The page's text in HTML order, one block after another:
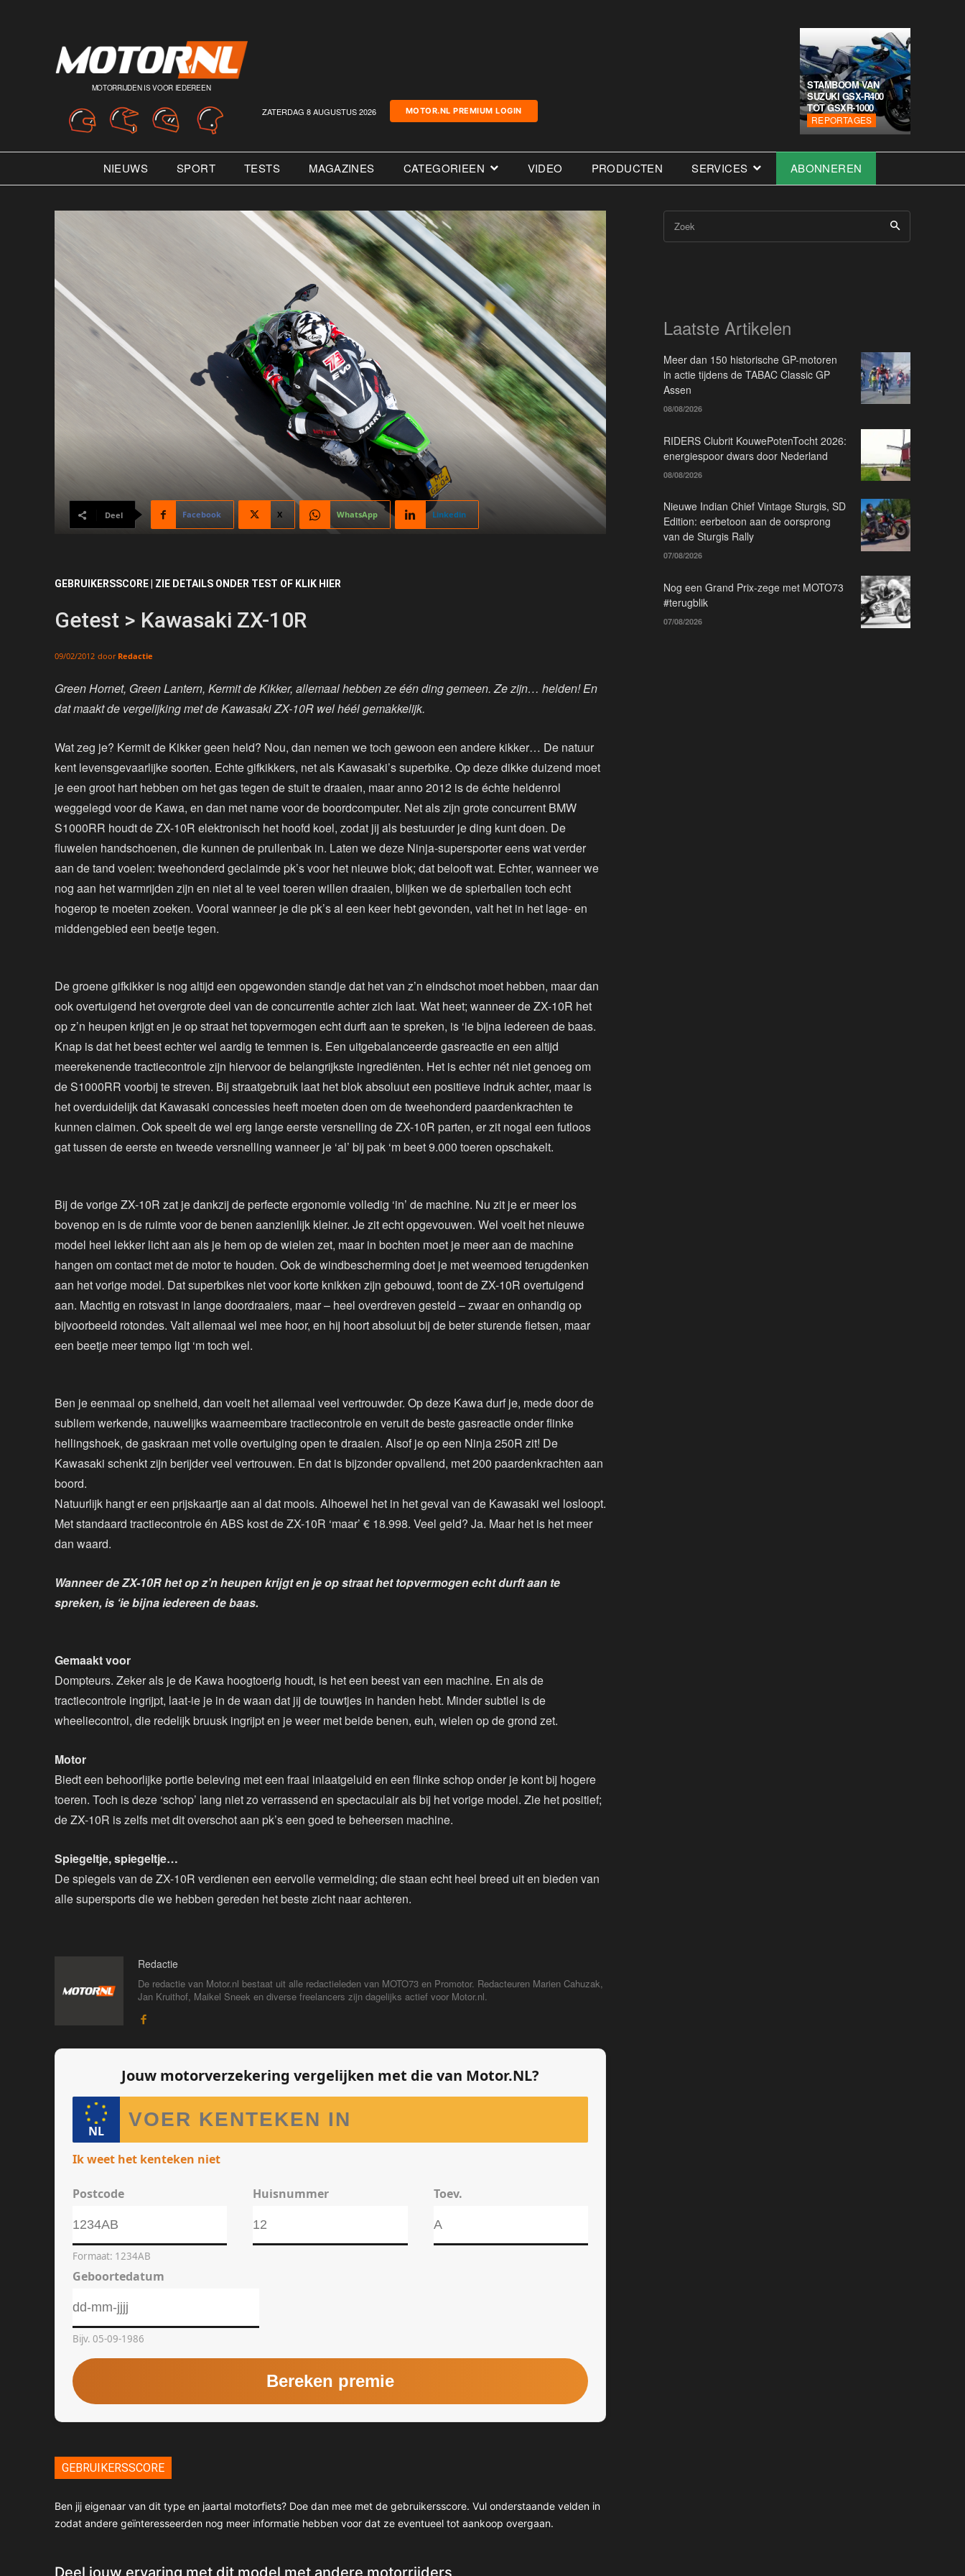
MOTORRIJDEN IS VOOR IEDEREEN
ZATERDAG 8 AUGUSTUS 2026 MOTOR.NL PREMIUM LOGIN
STAMBOOM VAN
SUZUKI GSX-R400
TOT GSXR-1000
REPORTAGES
NIEUWS SPORT TESTS MAGAZINES CATEGORIEEN VIDEO PRODUCTEN SERVICES ABONNEREN
Deel Facebook X WhatsApp Linkedin
GEBRUIKERSSCORE | ZIE DETAILS ONDER TEST OF KLIK HIER
Getest > Kawasaki ZX-10R
09/02/2012 door Redactie
Green Hornet, Green Lantern, Kermit de Kikker, allemaal hebben ze één ding gemeen. Ze zijn… helden! En
dat maakt de vergelijking met de Kawasaki ZX-10R wel héél gemakkelijk.
Wat zeg je? Kermit de Kikker geen held? Nou, dan nemen we toch gewoon een andere kikker… De natuur
kent levensgevaarlijke soorten. Echte gifkikkers, net als Kawasaki’s superbike. Op deze dikke duizend moet
je een groot hart hebben om het gas tegen de stuit te draaien, maar anno 2012 is de échte heldenrol
weggelegd voor de Kawa, en dan met name voor de boordcomputer. Net als zijn grote concurrent BMW
S1000RR houdt de ZX-10R elektronisch het hoofd koel, zodat jij als bestuurder je ding kunt doen. De
fluwelen handschoenen, die kunnen de prullenbak in. Laten we deze Ninja-supersporter eens wat verder
aan de tand voelen: tweehonderd geclaimde pk’s voor het nieuwe blok; dat belooft wat. Echter, wanneer we
nog aan het warmrijden zijn en niet al te veel toeren willen draaien, blijken we de spierballen toch echt
hogerop te moeten zoeken. Vooral wanneer je die pk’s al een keer hebt gevonden, valt het in het lage- en
middengebied een beetje tegen.
De groene gifkikker is nog altijd een opgewonden standje dat het van z’n eindschot moet hebben, maar dan
ook overtuigend het overgrote deel van de concurrentie achter zich laat. Wat heet; wanneer de ZX-10R het
op z’n heupen krijgt en je op straat het topvermogen echt durft aan te spreken, is ‘ie bijna iedereen de baas.
Knap is dat het beest echter wel aardig te temmen is. Een uitgebalanceerde gasreactie en een altijd
meerekenende tractiecontrole zijn hiervoor de belangrijkste ingrediënten. Het is echter nét niet genoeg om
de S1000RR voorbij te streven. Bij straatgebruik laat het blok absoluut een positieve indruk achter, maar is
het overduidelijk dat Kawasaki concessies heeft moeten doen om de tweehonderd paardenkrachten te
kunnen claimen. Ook speelt de wel erg lange eerste versnelling de ZX-10R parten, er zit nogal een futloos
gat tussen de eerste en tweede versnelling wanneer je ‘al’ bij pak ‘m beet 9.000 toeren opschakelt.
Bij de vorige ZX-10R zat je dankzij de perfecte ergonomie volledig ‘in’ de machine. Nu zit je er meer los
bovenop en is de ruimte voor de benen aanzienlijk kleiner. Je zit echt opgevouwen. Wel voelt het nieuwe
model heel lekker licht aan als je hem op de wielen zet, maar in bochten moet je meer aan de machine
hangen om contact met de motor te houden. Ook de windbescherming doet je met weemoed terugdenken
aan het vorige model. Dat superbikes niet voor korte knikken zijn gebouwd, toont de ZX-10R overtuigend
aan. Machtig en rotsvast in lange doordraaiers, maar – heel overdreven gesteld – zwaar en onhandig op
bijvoorbeeld rotondes. Valt allemaal wel mee hoor, en hij hoort absoluut bij de beter sturende fietsen, maar
een beetje meer tempo ligt ‘m toch wel.
Ben je eenmaal op snelheid, dan voelt het allemaal veel vertrouwder. Op deze Kawa durf je, mede door de
subliem werkende, nauwelijks waarneembare tractiecontrole en veruit de beste gasreactie onder flinke
hellingshoek, de gaskraan met volle overtuiging open te draaien. Alsof je op een Ninja 250R zit! De
Kawasaki schenkt zijn berijder veel vertrouwen. En dat is bijzonder opvallend, met 200 paardenkrachten aan
boord.
Natuurlijk hangt er een prijskaartje aan al dat moois. Alhoewel het in het geval van de Kawasaki wel losloopt.
Met standaard tractiecontrole én ABS kost de ZX-10R ‘maar’ € 18.998. Veel geld? Ja. Maar het is het meer
dan waard.
Wanneer de ZX-10R het op z’n heupen krijgt en je op straat het topvermogen echt durft aan te
spreken, is ‘ie bijna iedereen de baas.
Gemaakt voor
Dompteurs. Zeker als je de Kawa hoogtoerig houdt, is het een beest van een machine. En als de
tractiecontrole ingrijpt, laat-ie je in de waan dat jij de touwtjes in handen hebt. Minder subtiel is de
wheeliecontrol, die redelijk bruusk ingrijpt en je weer met beide benen, euh, wielen op de grond zet.
Motor
Biedt een behoorlijke portie beleving met een fraai inlaatgeluid en een flinke schop onder je kont bij hogere
toeren. Toch is deze ‘schop’ lang niet zo verrassend en spectaculair als bij het vorige model. Zie het positief;
de ZX-10R is zelfs met dit overschot aan pk’s een goed te beheersen machine.
Spiegeltje, spiegeltje…
De spiegels van de ZX-10R verdienen een eervolle vermelding; die staan echt heel breed uit en bieden van
alle supersports die we hebben gereden het beste zicht naar achteren.
Redactie
De redactie van Motor.nl bestaat uit alle redactieleden van MOTO73 en Promotor. Redacteuren Marien Cahuzak,
Jan Kruithof, Maikel Sneek en diverse freelancers zijn dagelijks actief voor Motor.nl.
GEBRUIKERSSCORE
Ben jij eigenaar van dit type en jaartal motorfiets? Doe dan mee met de gebruikersscore. Vul onderstaande velden in
zodat andere geïnteresseerden nog meer informatie hebben voor dat ze eventueel tot aankoop overgaan.
Zoek
Laatste Artikelen
Meer dan 150 historische GP-motoren
in actie tijdens de TABAC Classic GP
Assen
08/08/2026
RIDERS Clubrit KouwePotenTocht 2026:
energiespoor dwars door Nederland
08/08/2026
Nieuwe Indian Chief Vintage Sturgis, SD
Edition: eerbetoon aan de oorsprong
van de Sturgis Rally
07/08/2026
Nog een Grand Prix-zege met MOTO73
#terugblik
07/08/2026